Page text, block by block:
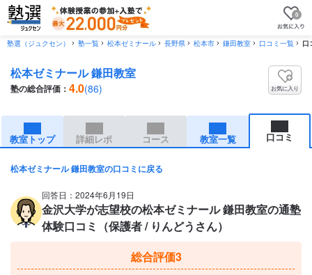
0
塾選（ジュクセン） 塾一覧 松本ゼミナール 長野県 松本市 鎌田教室 口コミ一覧 口
松本ゼミナール 鎌田教室
塾の総合評価： 4.0(86) お気に入り
教室トップ 詳細レポ コース 教室一覧 口コミ
松本ゼミナール 鎌田教室の口コミに戻る
回答日：2024年6月19日
金沢大学が志望校の松本ゼミナール 鎌田教室の通塾
体験口コミ（保護者 / りんどうさん）
総合評価3